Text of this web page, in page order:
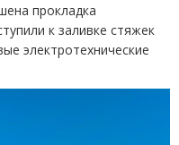
прокладка
к заливке стяжек
электротехнические